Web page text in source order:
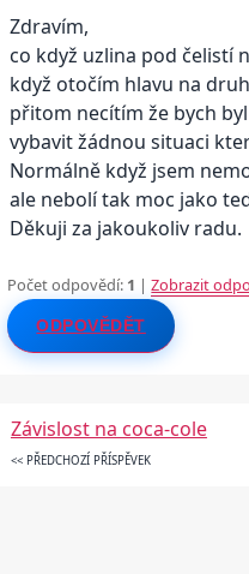
Zdravím,
co když uzlina pod čelistí
když otočím hlavu na
přitom necítím že bych
vybavit žádnou situaci
Normálně když jsem
ale nebolí tak moc jako
Děkuji za jakoukoliv radu.
Počet odpovědí: 1 |Zobrazit
ODPOVĚDĚT
Závislost na coca-cole
<< PŘEDCHOZÍ PŘÍSPĚVEK